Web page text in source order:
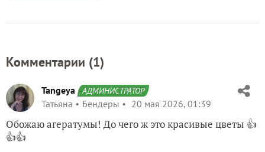
Комментарии (1)
Tangeya АДМИНИСТРАТОР
Татьяна Бендеры 20 мая 2026, 01:39
Обожаю агератумы! До чего ж это красивые цветы 👍
👍👍